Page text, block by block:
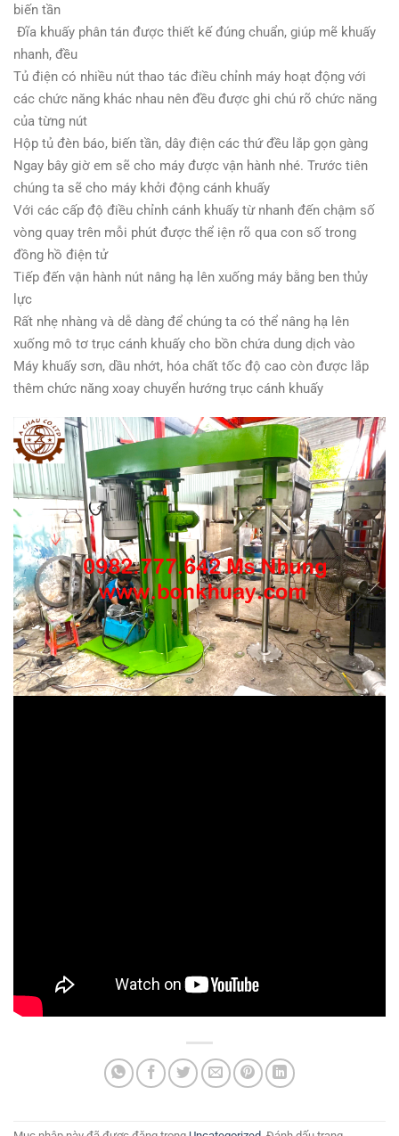
biến tần
Đĩa khuấy phân tán được thiết kế đúng chuẩn, giúp mẽ khuấy
nhanh, đều
Tủ điện có nhiều nút thao tác điều chỉnh máy hoạt động với
các chức năng khác nhau nên đều được ghi chú rõ chức năng
của từng nút
Hộp tủ đèn báo, biến tần, dây điện các thứ đều lắp gọn gàng
Ngay bây giờ em sẽ cho máy được vận hành nhé. Trước tiên
chúng ta sẽ cho máy khởi động cánh khuấy
Với các cấp độ điều chỉnh cánh khuấy từ nhanh đến chậm số
vòng quay trên mỗi phút được thể iện rõ qua con số trong
đồng hồ điện tử
Tiếp đến vận hành nút nâng hạ lên xuống máy bằng ben thủy
lực
Rất nhẹ nhàng và dễ dàng để chúng ta có thể nâng hạ lên
xuống mô tơ trục cánh khuấy cho bồn chứa dung dịch vào
Máy khuấy sơn, dầu nhớt, hóa chất tốc độ cao còn được lắp
thêm chức năng xoay chuyển hướng trục cánh khuấy